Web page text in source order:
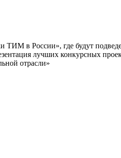
ТИМ в России», где будут
лучших конкурсных
отрасли»